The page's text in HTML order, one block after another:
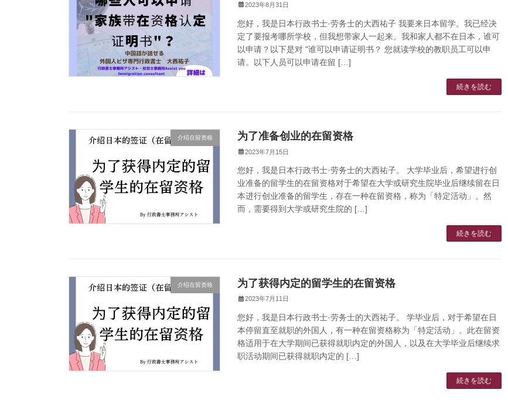
2023年8月31日
您好，我是日本行政书士·劳务士的大西祐子 我要来日本留学。我已经决
定了要报考哪所学校，但我想带家人一起来。我和家人都不在日本，谁可
以申请？以下是对 "谁可以申请证明书？ 您就读学校的教职员工可以申
请。以下人员可以申请在留 […]
続きを読む
介绍在留资格 为了准备创业的在留资格
2023年7月15日
您好，我是日本行政书士·劳务士的大西祐子。 大学毕业后，希望进行创
业准备的留学生的在留资格对于希望在大学或研究生院毕业后继续留在日
本进行创业准备的留学生，存在一种在留资格，称为「特定活动」。然
而，需要得到大学或研究生院的 […]
続きを読む
介绍在留资格 为了获得内定的留学生的在留资格
2023年7月11日
您好，我是日本行政书士·劳务士的大西祐子。 学毕业后，对于希望在日
本停留直至就职的外国人，有一种在留资格称为「特定活动」。此在留资
格适用于在大学期间已获得就职内定的外国人，以及在大学毕业后继续求
职活动期间已获得就职内定的 […]
続きを読む